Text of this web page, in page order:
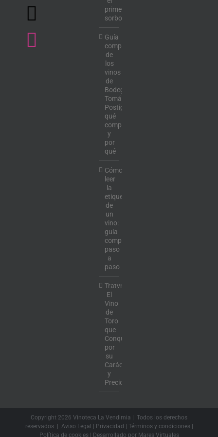
primer
sorbo
Guía
completa
de
los
vinos
de
Bodega
Tomás
Postigo:
qué
comprar
y
por
qué
Cómo
leer
la
etiqueta
de
un
vino:
guía
completa
paso
a
paso
Tratvm:
El
Vino
de
Toro
que
Conquista
por
su
Carácter
y
Precio
Copyright 2026 Vinoteca La Vendimia | Todos los derechos
reservados | Aviso Legal Privacidad Términos y condiciones|
Política de cookies| Desarrollado por Mares Virtuales